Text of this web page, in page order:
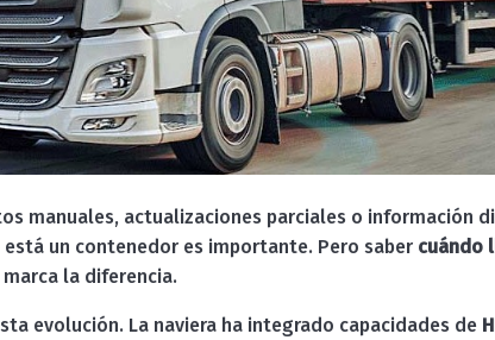
manuales, actualizaciones parciales o información
un contenedor es importante. Pero saber cuándo
la diferencia.
evolución. La naviera ha integrado capacidades de